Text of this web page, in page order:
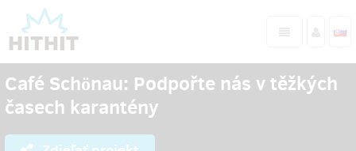
Café Schönau: Podpořte nás v těžkých
časech karantény